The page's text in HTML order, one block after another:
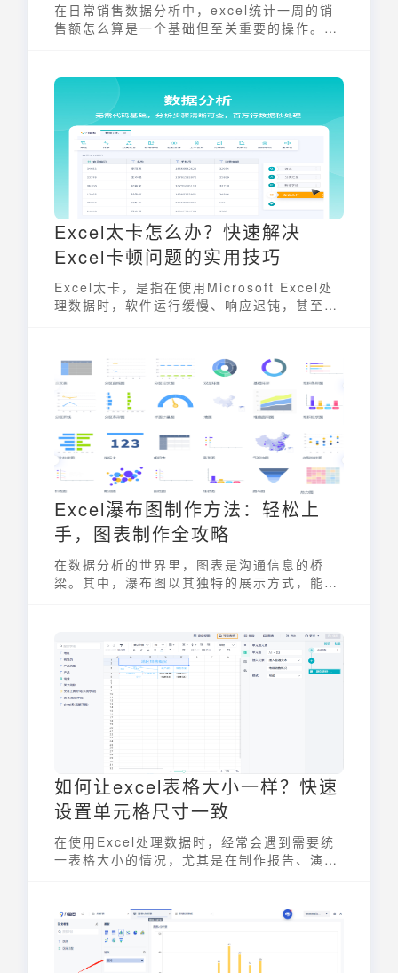
在日常销售数据分析中，excel统计一周的销
售额怎么算是一个基础但至关重要的操作。无
必不可少的一步。Excel作为常用的数据处理
工具，提供了多种方法来实现这一目标，掌握
这些方法能够有效提升数据分析的效率和准确
性。
Excel太卡怎么办？快速解决
Excel卡顿问题的实用技巧
Excel太卡，是指在使用Microsoft Excel处
理数据时，软件运行缓慢、响应迟钝，甚至出
与电脑配置或Excel设置有关。解决Excel太
卡问题，需要根据具体情况，从文件优化、软
件设置和硬件升级等多方面入手，逐一排查并
解决问题。本文将从文件优化、Excel设置、
电脑配置等方面，深入剖析Excel太卡的常见
原因，并提供一系列实用技巧，帮助用户快速
解决Excel卡顿问题。
Excel瀑布图制作方法：轻松上
手，图表制作全攻略
在数据分析的世界里，图表是沟通信息的桥
梁。其中，瀑布图以其独特的展示方式，能够
excel瀑布图制作方法，其实并不难。本文将
带您一步步了解，让您轻松上手，掌握图表制
作的精髓。
如何让excel表格大小一样？快速
设置单元格尺寸一致
在使用Excel处理数据时，经常会遇到需要统
一表格大小的情况，尤其是在制作报告、演示
几种快速设置Excel表格大小一致的方法，帮
助您轻松解决这个问题，让您的数据呈现更加
专业和规范。